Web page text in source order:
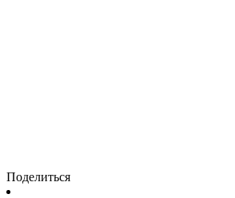
Поделиться